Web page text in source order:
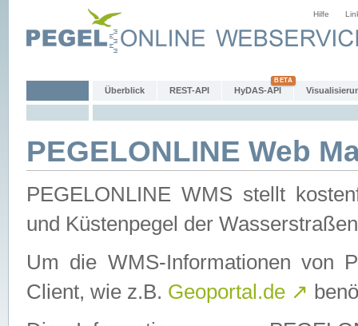
Hilfe
Überblick REST-API HyDAS-API
PEGELONLINE Web
PEGELONLINE WMS stellt
und Küstenpegel der
Um die WMS-Informationen von
Client, wie z.B. Geoportal.de ↗